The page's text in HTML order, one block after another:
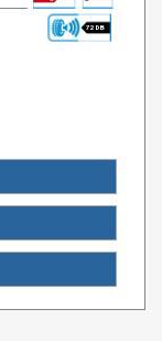
72 DB